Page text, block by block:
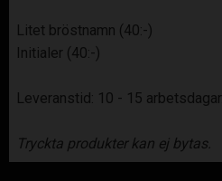
Litet bröstnamn (40:-)
Initialer (40:-)
Leveranstid: 10 - 15 arbetsdagar.
Tryckta produkter kan ej bytas.